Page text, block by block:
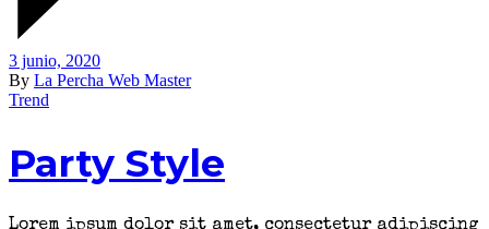
3 junio, 2020
By La Percha Web Master
Trend
Party Style